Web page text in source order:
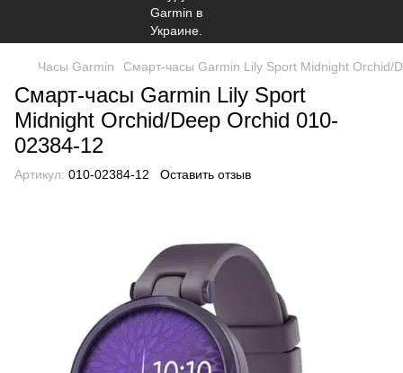
Часы Garmin Смарт-часы Garmin Lily Sport Midnight Orchid/
Смарт-часы Garmin Lily Sport
Midnight Orchid/Deep Orchid 010-
02384-12
Артикул: 010-02384-12 Оставить отзыв